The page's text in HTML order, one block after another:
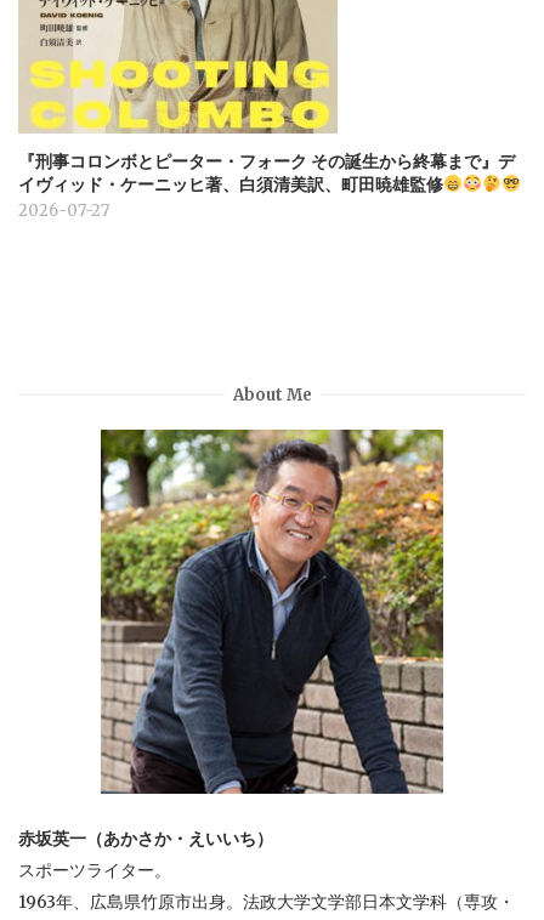
『刑事コロンボとピーター・フォーク その誕生から終幕まで』デ
イヴィッド・ケーニッヒ著、白須清美訳、町田暁雄監修
2026-07-27
About Me
赤坂英一（あかさか・えいいち）
スポーツライター。
1963年、広島県竹原市出身。法政大学文学部日本文学科（専攻・